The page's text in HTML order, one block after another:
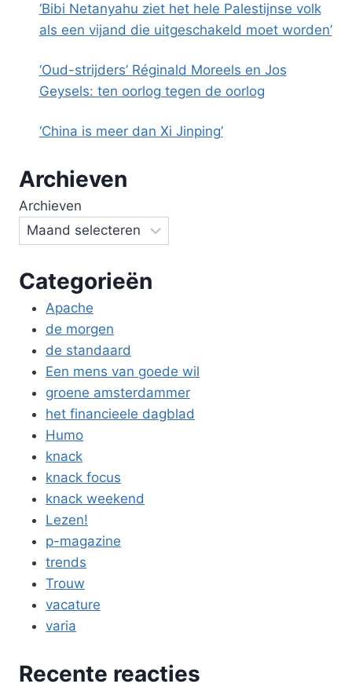
‘Bibi Netanyahu ziet het hele Palestijnse volk
als een vijand die uitgeschakeld moet worden’
‘Oud-strijders’ Réginald Moreels en Jos
Geysels: ten oorlog tegen de oorlog
‘China is meer dan Xi Jinping’
Archieven
Archieven
Categorieën
Apache
de morgen
de standaard
Een mens van goede wil
groene amsterdammer
het financieele dagblad
Humo
knack
knack focus
knack weekend
Lezen!
p-magazine
trends
Trouw
vacature
varia
Recente reacties